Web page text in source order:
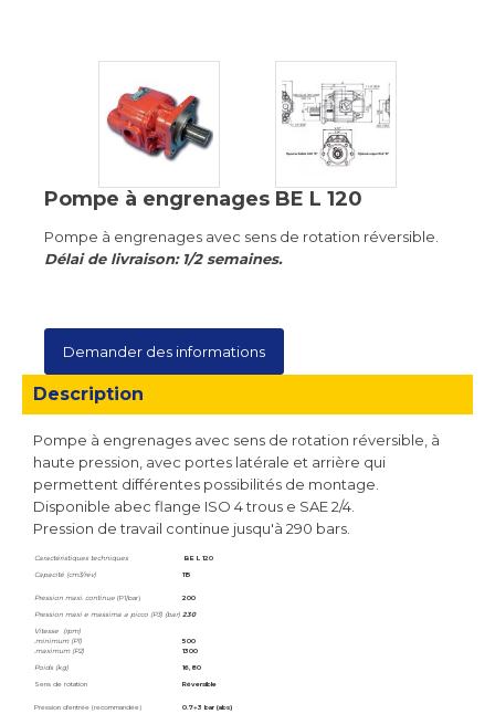
Pompe à engrenages BE L 120
Pompe à engrenages avec sens de rotation réversible.
Délai de livraison: 1/2 semaines.
Demander des informations
Description
Pompe à engrenages avec sens de rotation réversible, à
haute pression, avec portes latérale et arrière qui
permettent différentes possibilités de montage.
Disponible abec flange ISO 4 trous e SAE 2/4.
Pression de travail continue jusqu'à 290 bars.
Caractéristiques techniques
BE L 120
Capacité (cm3/rev)
115
Pression maxi. continue (P1/bar)
200
Pression maxi e massima a picco (P3) (bar) 230
Vitesse (rpm)
.minimum (P1)
.maximum (P2)
500
1300
Poids (kg)
16,80
Sens de rotation
Réversible
Pression d'entrée (recommandée)
0.7÷3 bar (abs)